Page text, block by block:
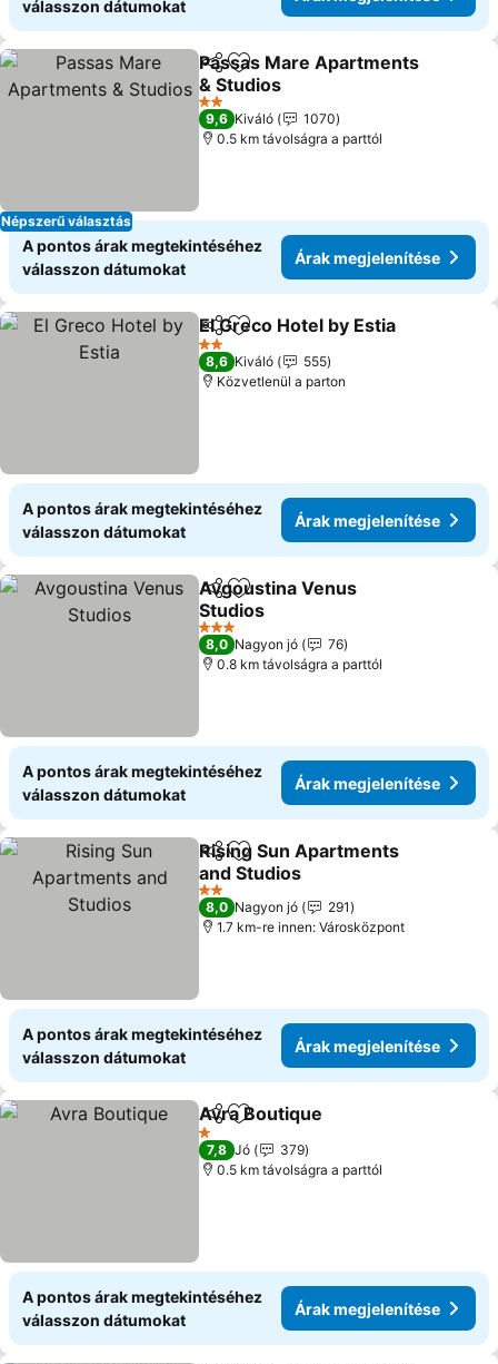
válasszon dátumokat
Népszerű választás
Megosztás
Hozzáadás a kedvencekhez
Passas Mare Apartments
& Studios
Árak megjelenítése
2 Kategória
9,6 Kiváló
1070
0.5 km távolságra a parttól
A pontos árak megtekintéséhez
válasszon dátumokat
Árak megjelenítése
Megosztás
Hozzáadás a kedvencekhez
El Greco Hotel by Estia
2 Kategória
8,6 Kiváló
555
Közvetlenül a parton
A pontos árak megtekintéséhez
válasszon dátumokat
Árak megjelenítése
Megosztás
Hozzáadás a kedvencekhez
Avgoustina Venus
Studios
Árak megjelenítése
3 Kategória
8,0 Nagyon jó
76
0.8 km távolságra a parttól
A pontos árak megtekintéséhez
válasszon dátumokat
Árak megjelenítése
Megosztás
Hozzáadás a kedvencekhez
Rising Sun Apartments
and Studios
Árak megjelenítése
2 Kategória
8,0 Nagyon jó
291
1.7 km-re innen: Városközpont
A pontos árak megtekintéséhez
válasszon dátumokat
Árak megjelenítése
Megosztás
Hozzáadás a kedvencekhez
Avra Boutique
1 Kategória
7,8 Jó
379
0.5 km távolságra a parttól
A pontos árak megtekintéséhez
válasszon dátumokat
Árak megjelenítése